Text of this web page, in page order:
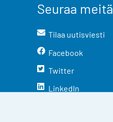
Seuraa meitä
Tilaa uutisviesti
Facebook
Twitter
LinkedIn